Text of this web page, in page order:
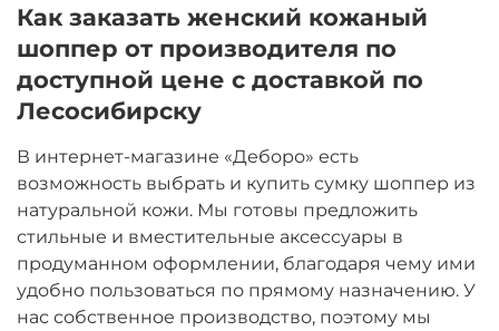
Как заказать женский кожаный
шоппер от производителя по
доступной цене с доставкой по
Лесосибирску
В интернет-магазине «Деборо» есть
возможность выбрать и купить сумку шоппер из
натуральной кожи. Мы готовы предложить
стильные и вместительные аксессуары в
продуманном оформлении, благодаря чему ими
удобно пользоваться по прямому назначению. У
нас собственное производство, поэтому мы